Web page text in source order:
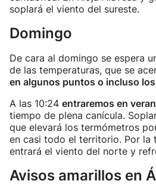
soplará el viento del sureste.
Domingo
De cara al domingo se espera
de las temperaturas, que se
en algunos puntos o incluso
A las 10:24 entraremos en
tiempo de plena canícula.
que elevará los termómetros
en casi todo el territorio. Por la
entrará el viento del norte y
Avisos amarillos en